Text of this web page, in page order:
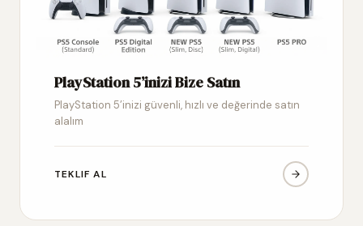
PlayStation 5’inizi Bize Satın
PlayStation 5’inizi güvenli, hızlı ve değerinde satın
alalım
TEKLIF AL